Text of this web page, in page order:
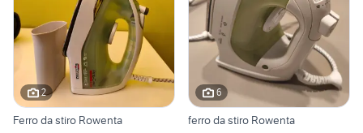
2
Ferro da stiro Rowenta
6
ferro da stiro Rowenta